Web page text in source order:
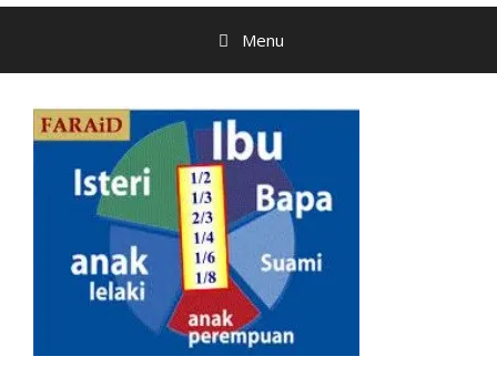
Menu